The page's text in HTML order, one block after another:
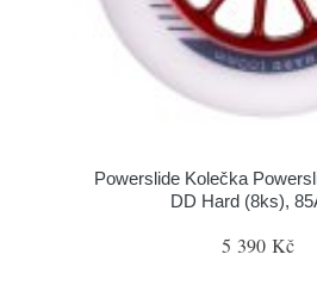
Powerslide Kolečka
DD Hard (8ks),
5 390 Kč